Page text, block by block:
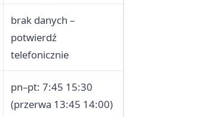
(przerwa 11:45 12:00)
– dwa zakresy, mogą
dotyczyć różnych
okresów
brak danych –
potwierdź
telefonicznie
pn–pt: 7:45 15:30
(przerwa 13:45 14:00)